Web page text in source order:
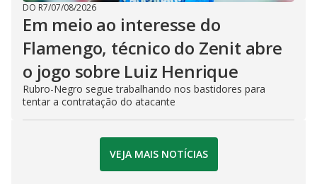
DO R7/07/08/2026
Em meio ao interesse do
Flamengo, técnico do Zenit abre
o jogo sobre Luiz Henrique
Rubro-Negro segue trabalhando nos bastidores para
tentar a contratação do atacante
VEJA MAIS NOTÍCIAS